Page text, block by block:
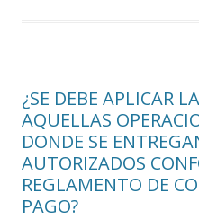
¿SE DEBE APLICAR
AQUELLAS
DONDE SE
AUTORIZADOS
REGLAMENTO DE
PAGO?